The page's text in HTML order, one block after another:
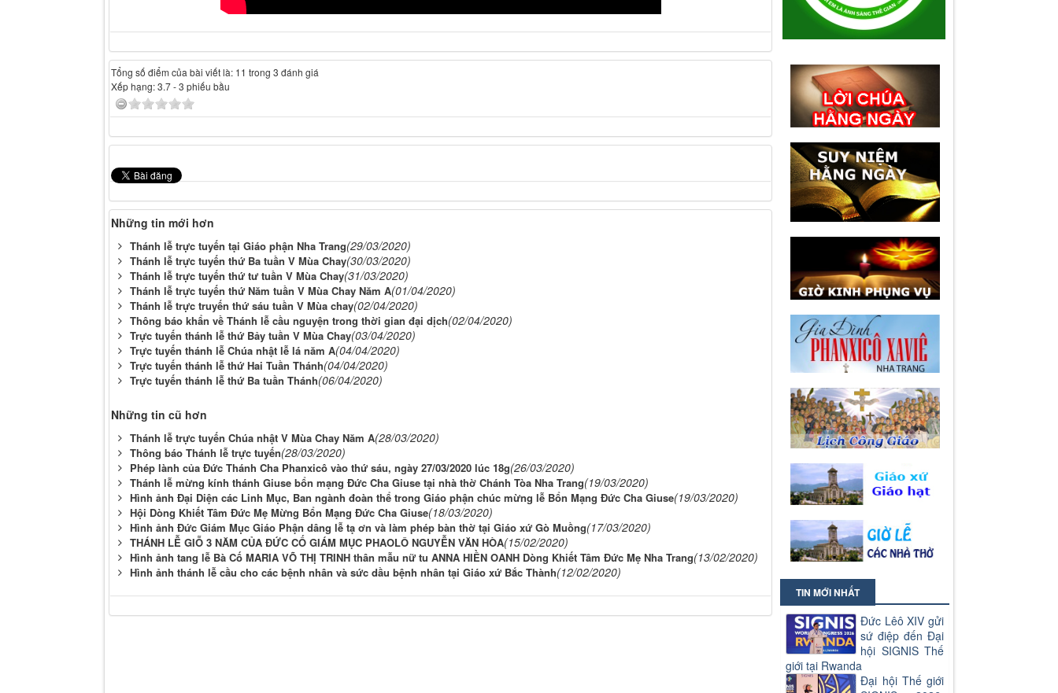
Tổng số điểm của bài viết là: 11 trong 3 đánh giá
Xếp hạng:3.7-3 phiếu bầu
Những tin mới hơn
Thánh lễ trực tuyến tại Giáo phận Nha Trang(29/03/2020)
Thánh lễ trực tuyến thứ Ba tuần V Mùa Chay(30/03/2020)
Thánh lễ trực tuyến thứ tư tuần V Mùa Chay(31/03/2020)
Thánh lễ trực tuyến thứ Năm tuần V Mùa Chay Năm A(01/04/2020)
Thánh lễ trực truyến thứ sáu tuần V Mùa chay(02/04/2020)
Thông báo khẩn về Thánh lễ cầu nguyện trong thời gian đại dịch(02/04/2020)
Trực tuyến thánh lễ thứ Bảy tuần V Mùa Chay(03/04/2020)
Trực tuyến thánh lễ Chúa nhật lễ lá năm A(04/04/2020)
Trực tuyến thánh lễ thứ Hai Tuần Thánh(04/04/2020)
Trực tuyến thánh lễ thứ Ba tuần Thánh(06/04/2020)
Những tin cũ hơn
Thánh lễ trực tuyến Chúa nhật V Mùa Chay Năm A(28/03/2020)
Thông báo Thánh lễ trực tuyến(28/03/2020)
Phép lành của Đức Thánh Cha Phanxicô vào thứ sáu, ngày 27/03/2020 lúc 18g(26/03/2020)
Thánh lễ mừng kính thánh Giuse bổn mạng Đức Cha Giuse tại nhà thờ Chánh Tòa Nha Trang(19/03/2020)
Hình ảnh Đại Diện các Linh Mục, Ban ngành đoàn thể trong Giáo phận chúc mừng lễ Bổn Mạng Đức Cha Giuse(19/03/2020)
Hội Dòng Khiết Tâm Đức Mẹ Mừng Bổn Mạng Đức Cha Giuse(18/03/2020)
Hình ảnh Đức Giám Mục Giáo Phận dâng lễ tạ ơn và làm phép bàn thờ tại Giáo xứ Gò Muồng(17/03/2020)
THÁNH LỄ GIỖ 3 NĂM CỦA ĐỨC CỐ GIÁM MỤC PHAOLÔ NGUYỄN VĂN HÒA(15/02/2020)
Hình ảnh tang lễ Bà Cố MARIA VÕ THỊ TRINH thân mẫu nữ tu ANNA HIỀN OANH Dòng Khiết Tâm Đức Mẹ Nha Trang(13/02/2020)
Hình ảnh thánh lễ cầu cho các bệnh nhân và sức dầu bệnh nhân tại Giáo xứ Bắc Thành(12/02/2020)
TIN MỚI NHẤT
Đức Lêô XIV gửi
sứ điệp đến Đại
hội SIGNIS Thế
giới tại Rwanda
Đại hội Thế giới